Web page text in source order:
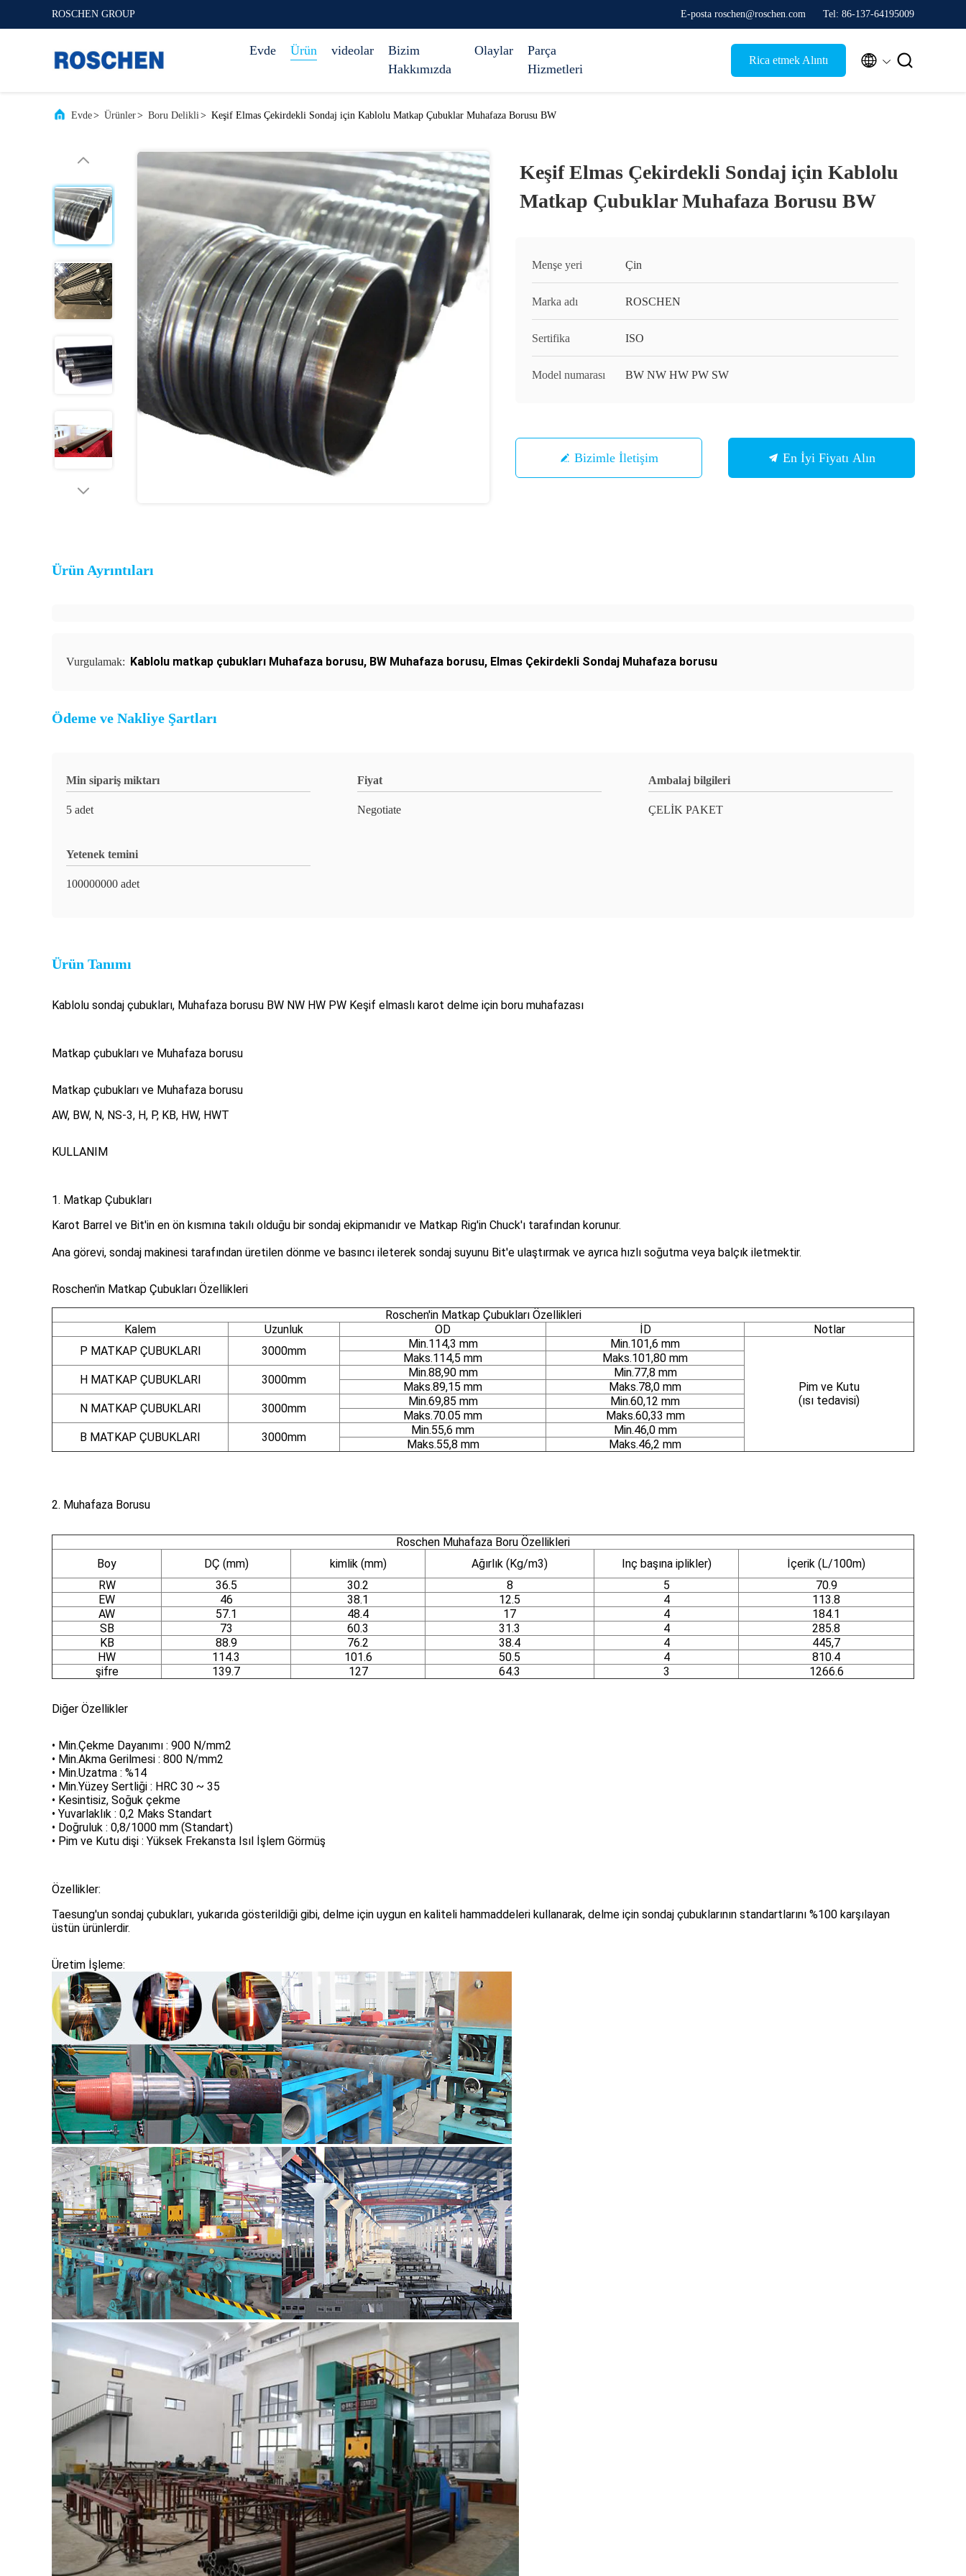
ROSCHEN GROUP E-posta roschen@roschen.com Tel: 86-137-64195009
Evde Ürün videolar
Bizim
Hakkımızda
Olaylar
Parça
Hizmetleri
Rica etmek Alıntı  
Evde> Ürünler> Boru Delikli> Keşif Elmas Çekirdekli Sondaj için Kablolu Matkap Çubuklar Muhafaza Borusu BW
Keşif Elmas Çekirdekli Sondaj için Kablolu
Matkap Çubuklar Muhafaza Borusu BW
Menşe yeri Çin
Marka adı ROSCHEN
Sertifika ISO
Model numarası BW NW HW PW SW
Bizimle İletişim En İyi Fiyatı Alın
Ürün Ayrıntıları
Vurgulamak: Kablolu matkap çubukları Muhafaza borusu, BW Muhafaza borusu, Elmas Çekirdekli Sondaj Muhafaza borusu
Ödeme ve Nakliye Şartları
Min sipariş miktarı
5 adet
Fiyat
Negotiate
Ambalaj bilgileri
ÇELİK PAKET
Yetenek temini
100000000 adet
Ürün Tanımı
Kablolu sondaj çubukları, Muhafaza borusu BW NW HW PW Keşif elmaslı karot delme için boru muhafazası
Matkap çubukları ve Muhafaza borusu
Matkap çubukları ve Muhafaza borusu
AW, BW, N, NS-3, H, P, KB, HW, HWT
KULLANIM
1. Matkap Çubukları
Karot Barrel ve Bit'in en ön kısmına takılı olduğu bir sondaj ekipmanıdır ve Matkap Rig'in Chuck'ı tarafından korunur.
Ana görevi, sondaj makinesi tarafından üretilen dönme ve basıncı ileterek sondaj suyunu Bit'e ulaştırmak ve ayrıca hızlı soğutma veya balçık iletmektir.
Roschen'in Matkap Çubukları Özellikleri
Roschen'in Matkap Çubukları Özellikleri
Kalem
Uzunluk OD İD
Notlar
P MATKAP ÇUBUKLARI
3000mm
Min.114,3 mm Min.101,6 mm
Pim ve Kutu
(ısı tedavisi)
Maks.114,5 mm
Maks.101,80 mm
H MATKAP ÇUBUKLARI
3000mm
Min.88,90 mm
Min.77,8 mm
Maks.89,15 mm
Maks.78,0 mm
N MATKAP ÇUBUKLARI
3000mm
Min.69,85 mm
Min.60,12 mm
Maks.70.05 mm
Maks.60,33 mm
B MATKAP ÇUBUKLARI
3000mm
Min.55,6 mm
Min.46,0 mm
Maks.55,8 mm
Maks.46,2 mm
2. Muhafaza Borusu
Roschen Muhafaza Boru Özellikleri
Boy
DÇ (mm) kimlik (mm) Ağırlık (Kg/m3) Inç başına iplikler)
İçerik (L/100m)
RW
36.5 30.2 8 5
70.9
EW
46 38.1 12.5 4
113.8
AW
57.1 48.4 17 4
184.1
SB
73 60.3 31.3 4
285.8
KB
88.9 76.2 38.4 4
445,7
HW
114.3 101.6 50.5 4
810.4
şifre
139.7 127 64.3 3 1266.6
Diğer Özellikler
• Min.Çekme Dayanımı : 900 N/mm2
• Min.Akma Gerilmesi : 800 N/mm2
• Min.Uzatma : %14
• Min.Yüzey Sertliği : HRC 30 ~ 35
• Kesintisiz, Soğuk çekme
• Yuvarlaklık : 0,2 Maks Standart
• Doğruluk : 0,8/1000 mm (Standart)
• Pim ve Kutu dişi : Yüksek Frekansta Isıl İşlem Görmüş
Özellikler:
Taesung'un sondaj çubukları, yukarıda gösterildiği gibi, delme için uygun en kaliteli hammaddeleri kullanarak, delme için sondaj çubuklarının standartlarını %100 karşılayan
üstün ürünlerdir.
Üretim İşleme: